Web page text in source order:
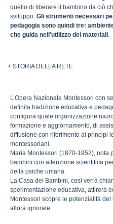
quello di liberare il bambino da ciò
sviluppo. Gli strumenti necessari
pedagogia sono quindi tre:
che guida nell'utilizzo dei materiali.
+ STORIA DELLA RETE
L’Opera Nazionale Montessori con
definita tradizione educativa e
configura quale organizzazione
formazione e aggiornamento, di
diffusione con riferimento ai principi
montessoriani.
Maria Montessori (1870-1952), nota
bambini con attenzione scientifica
della psiche umana.
La Casa dei Bambini, così verrà
sperimentazione educativa, attirerà
Montessori scopre le potenzialità
allora ignorate.